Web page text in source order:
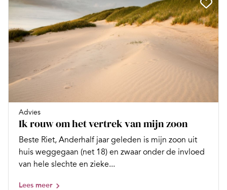
Advies
Ik rouw om het vertrek van mijn zoon
Beste Riet, Anderhalf jaar geleden is mijn zoon uit
huis weggegaan (net 18) en zwaar onder de invloed
van hele slechte en zieke...
Lees meer